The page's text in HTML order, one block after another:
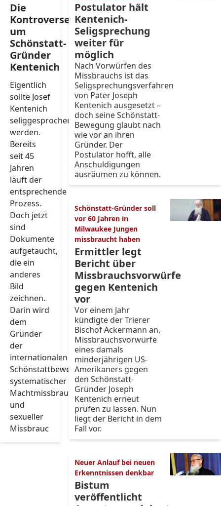
Die
Kontroverse
um
Schönstatt-
Gründer
Kentenich
Eigentlich
sollte Josef
Kentenich
seliggesprochen
werden.
Bereits
seit 45
Jahren
läuft der
entsprechende
Prozess.
Doch jetzt
sind
Dokumente
aufgetaucht,
die ein
anderes
Bild
zeichnen.
Darin wird
dem
Gründer
der
internationalen
Schönstattbewegung
systematischer
Machtmissbrauch
und
sexueller
Missbrauc
Postulator hält
Kentenich-
Seligsprechung
weiter für
möglich
Nach Vorwürfen des
Missbrauchs ist das
Seligsprechungsverfahren
von Pater Joseph
Kentenich ausgesetzt –
doch seine Schönstatt-
Bewegung glaubt nach
wie vor an ihren
Gründer. Der
Postulator hofft, alle
Anschuldigungen
ausräumen zu können.
Schönstatt-Gründer soll
vor 60 Jahren in
Milwaukee Jungen
missbraucht haben
Ermittler legt
Bericht über
Missbrauchsvorwürfe
gegen Kentenich
vor
Vor einem Jahr
kündigte der Trierer
Bischof Ackermann an,
Missbrauchsvorwürfe
eines damals
minderjährigen US-
Amerikaners gegen
den Schönstatt-
Gründer Joseph
Kentenich erneut
prüfen zu lassen. Nun
liegt der Bericht in dem
Fall vor.
Neuer Anlauf bei neuen
Erkenntnissen denkbar
Bistum
veröffentlicht